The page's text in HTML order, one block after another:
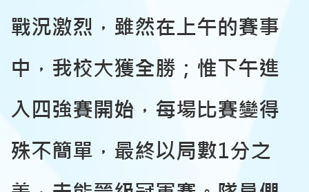
戰況激烈，雖然在上午的賽事
中，我校大獲全勝；惟下午進
入四強賽開始，每場比賽變得
殊不簡單，最終以局數1分之